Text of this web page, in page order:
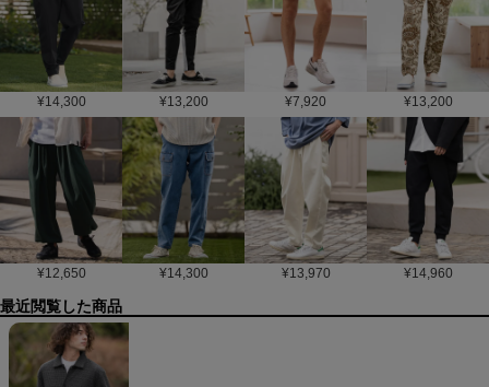
¥14,300 ¥13,200 ¥7,920 ¥13,200
¥12,650 ¥14,300 ¥13,970 ¥14,960
最近閲覧した商品